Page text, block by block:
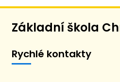
Základní škola
Rychlé kontakty